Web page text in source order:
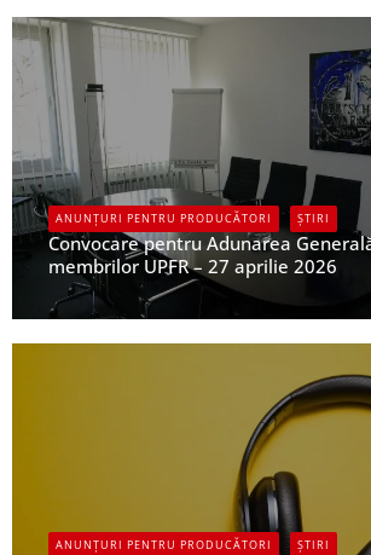
ANUNȚURI PENTRU PRODUCĂTORI ȘTIRI
Convocare pentru Adunarea
membrilor UPFR – 27 aprilie 2026
UPFR
ANUNȚURI PENTRU PRODUCĂTORI ȘTIRI